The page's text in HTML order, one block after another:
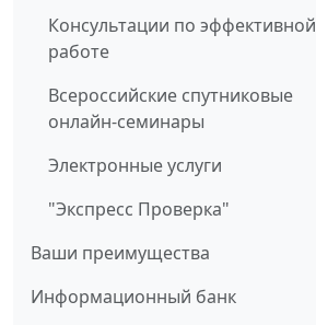
Консультации по эффективной
работе
Всероссийские спутниковые
онлайн-семинары
Электронные услуги
"Экспресс Проверка"
Ваши преимущества
Информационный банк